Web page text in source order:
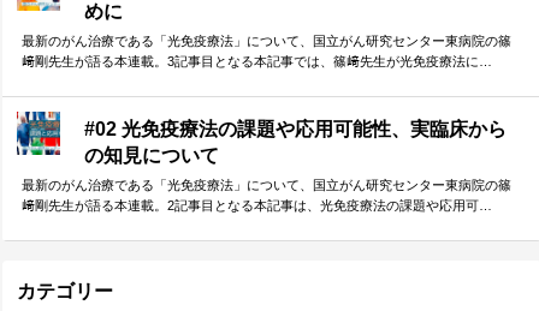
めに
最新のがん治療である「光免疫療法」について、国立がん研究センター東病院の篠
﨑剛先生が語る本連載。3記事目となる本記事では、篠﨑先生が光免疫療法に…
#02 光免疫療法の課題や応用可能性、実臨床から
の知見について
最新のがん治療である「光免疫療法」について、国立がん研究センター東病院の篠
﨑剛先生が語る本連載。2記事目となる本記事は、光免疫療法の課題や応用可…
カテゴリー